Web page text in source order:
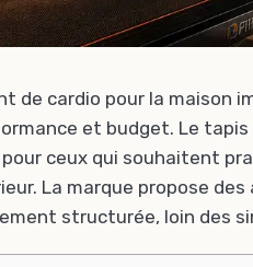
de cardio pour la maison
et budget. Le tapis
ceux qui souhaitent
La marque propose
structurée, loin des